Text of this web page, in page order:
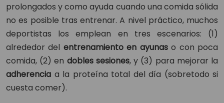
prolongados y como ayuda cuando una comida sólida
no es posible tras entrenar. A nivel práctico, muchos
deportistas los emplean en tres escenarios: (1)
alrededor del entrenamiento en ayunaso con poca
comida, (2) en dobles sesiones, y (3) para mejorar la
adherencia a la proteína total del día (sobretodo si
cuesta comer).